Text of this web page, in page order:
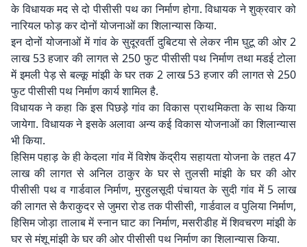
के विधायक मद से दो पीसीसी पथ का निर्माण होगा. विधायक ने शुक्रवार को
नारियल फोड़ कर दोनों योजनाओं का शिलान्यास किया.
इन दोनों योजनाओं में गांव के सुदूरवर्ती दुबिटया से लेकर नीम घुटू की ओर 2
लाख 53 हजार की लागत से 250 फुट पीसीसी पथ निर्माण तथा मडई टोला
में इमली पेड़ से बल्कू मांझी के घर तक 2 लाख 53 हजार की लागत से 250
फुट पीसीसी पथ निर्माण कार्य शामिल है.
विधायक ने कहा कि इस पिछड़े गांव का विकास प्राथमिकता के साथ किया
जायेगा. विधायक ने इसके अलावा अन्य कई विकास योजनाओं का शिलान्यास
भी किया.
हिसिम पहाड़ के ही केदला गांव में विशेष केंद्रीय सहायता योजना के तहत 47
लाख की लागत से अनिल ठाकुर के घर से तुलसी मांझी के घर की ओर
पीसीसी पथ व गार्डवाल निर्माण, मुरहुलसूदी पंचायत के सुदी गांव में 5 लाख
की लागत से कैराकुदर से जुमरा रोड तक पीसीसी, गार्डवाल व पुलिया निर्माण,
हिसिम जोड़ा तालाब में स्नान घाट का निर्माण, मसरीडीह में शिवचरण मांझी के
घर से मंशू मांझी के घर की ओर पीसीसी पथ निर्माण का शिलान्यास किया.